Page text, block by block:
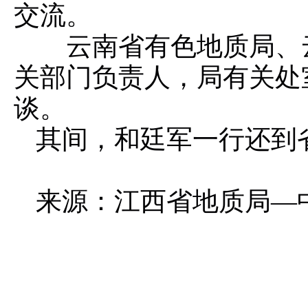
交流。
云南省有色地质局、
关部门负责人，局有关
谈。
其间，和廷军一行还
来源：江西省地质局—